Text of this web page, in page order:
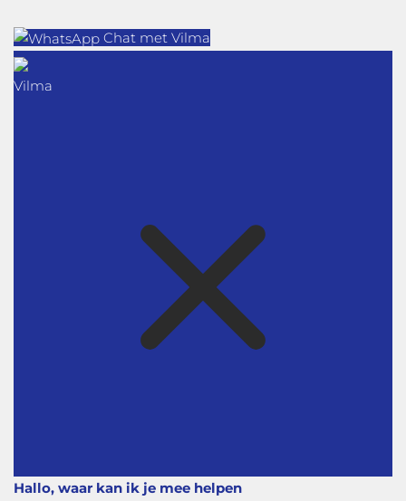
Chat met Vilma
Vilma
Hallo, waar kan ik je mee helpen